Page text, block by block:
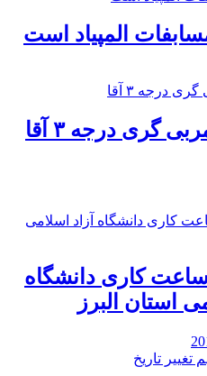
المپیاد است
گری درجه ۳ آقا
کاری دانشگاه
استان البرز